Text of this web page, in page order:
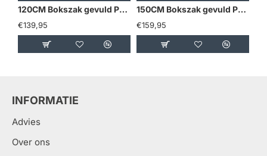
120CM Bokszak gevuld PRO LINE - Default
€139,95
150CM Bokszak gevuld PRO LINE - Maat: 150CM
€159,95
INFORMATIE
Advies
Over ons